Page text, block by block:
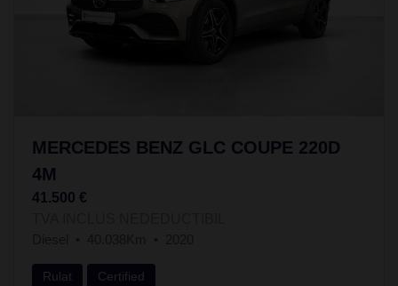
MERCEDES BENZ GLC COUPE 220D
4M
41.500 €
Rulat Certified